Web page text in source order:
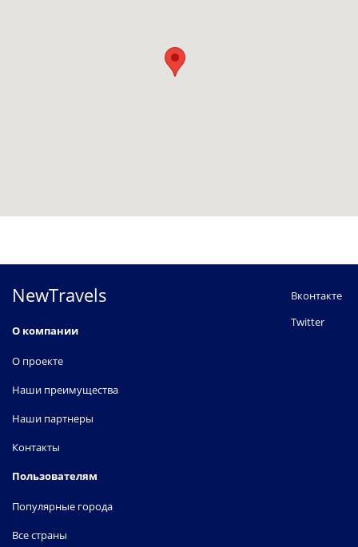
NewTravels
О компании
О проекте
Наши преимущества
Наши партнеры
Контакты
Пользователям
Популярные города
Все страны
Вконтакте
Twitter